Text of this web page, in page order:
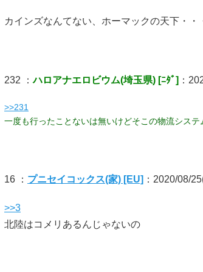
カインズなんてない、ホーマックの天下・・
232 ：ハロアナエロビウム(埼玉県) [ﾆﾀﾞ] ：
>>231
一度も行ったことないは無いけどそこの物流シス
16 ： プニセイコックス(家) [EU] ：2020/08/
>>3
北陸はコメリあるんじゃないの